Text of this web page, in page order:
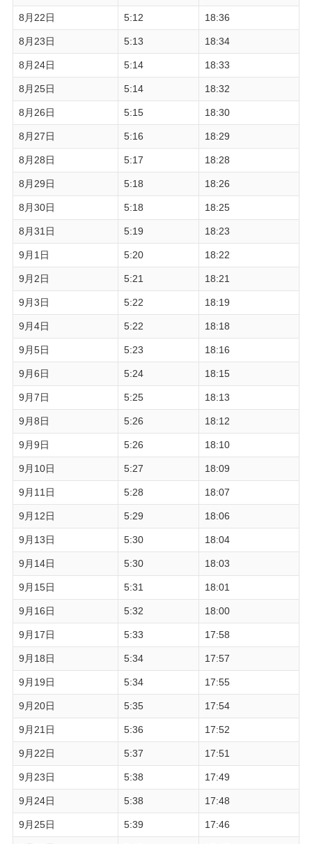
8月22日 5:12 18:36
8月23日 5:13 18:34
8月24日 5:14 18:33
8月25日 5:14 18:32
8月26日 5:15 18:30
8月27日 5:16 18:29
8月28日 5:17 18:28
8月29日 5:18 18:26
8月30日 5:18 18:25
8月31日 5:19 18:23
9月1日 5:20 18:22
9月2日 5:21 18:21
9月3日 5:22 18:19
9月4日 5:22 18:18
9月5日 5:23 18:16
9月6日 5:24 18:15
9月7日 5:25 18:13
9月8日 5:26 18:12
9月9日 5:26 18:10
9月10日 5:27 18:09
9月11日 5:28 18:07
9月12日 5:29 18:06
9月13日 5:30 18:04
9月14日 5:30 18:03
9月15日 5:31 18:01
9月16日 5:32 18:00
9月17日 5:33 17:58
9月18日 5:34 17:57
9月19日 5:34 17:55
9月20日 5:35 17:54
9月21日 5:36 17:52
9月22日 5:37 17:51
9月23日 5:38 17:49
9月24日 5:38 17:48
9月25日 5:39 17:46